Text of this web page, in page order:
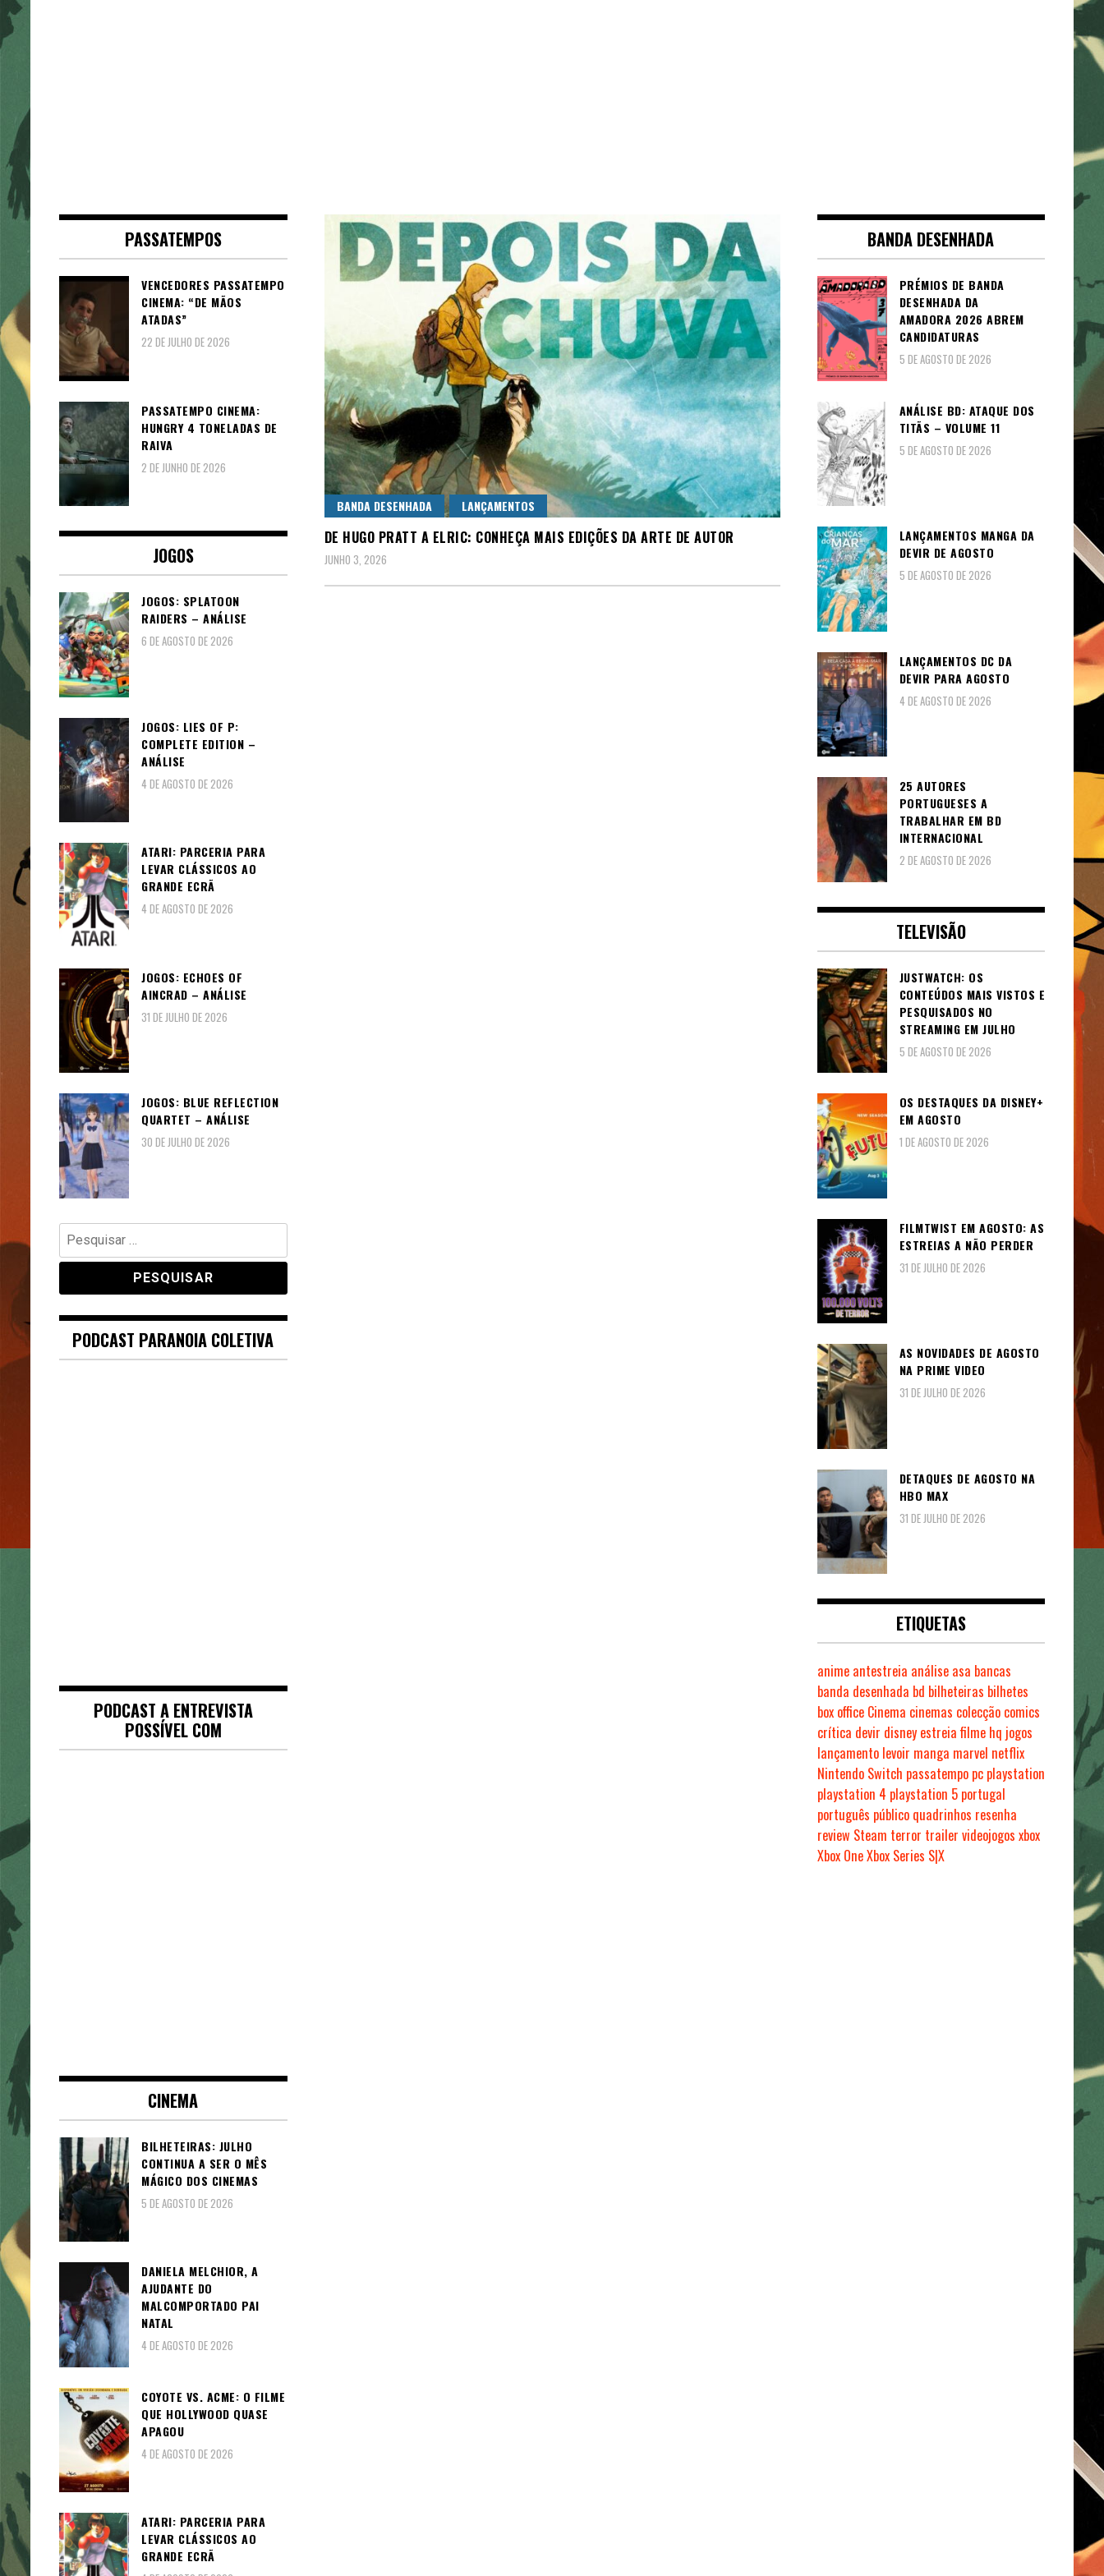
BANDA DESENHADA LANÇAMENTOS
DE HUGO PRATT A ELRIC: CONHEÇA MAIS EDIÇÕES DA ARTE DE AUTOR
JUNHO 3, 2026
PASSATEMPOS
VENCEDORES PASSATEMPO
CINEMA: “DE MÃOS
ATADAS”
22 DE JULHO DE 2026
PASSATEMPO CINEMA:
HUNGRY 4 TONELADAS DE
RAIVA
2 DE JUNHO DE 2026
JOGOS
JOGOS: SPLATOON
RAIDERS – ANÁLISE
6 DE AGOSTO DE 2026
JOGOS: LIES OF P:
COMPLETE EDITION –
ANÁLISE
4 DE AGOSTO DE 2026
ATARI: PARCERIA PARA
LEVAR CLÁSSICOS AO
GRANDE ECRÃ
4 DE AGOSTO DE 2026
JOGOS: ECHOES OF
AINCRAD – ANÁLISE
31 DE JULHO DE 2026
JOGOS: BLUE REFLECTION
QUARTET – ANÁLISE
30 DE JULHO DE 2026
Pesquisar
por:
PODCAST PARANOIA COLETIVA
PODCAST A ENTREVISTA
POSSÍVEL COM
CINEMA
BILHETEIRAS: JULHO
CONTINUA A SER O MÊS
MÁGICO DOS CINEMAS
5 DE AGOSTO DE 2026
DANIELA MELCHIOR, A
AJUDANTE DO
MALCOMPORTADO PAI
NATAL
4 DE AGOSTO DE 2026
COYOTE VS. ACME: O FILME
QUE HOLLYWOOD QUASE
APAGOU
4 DE AGOSTO DE 2026
ATARI: PARCERIA PARA
LEVAR CLÁSSICOS AO
GRANDE ECRÃ
BANDA DESENHADA
PRÉMIOS DE BANDA
DESENHADA DA
AMADORA 2026 ABREM
CANDIDATURAS
5 DE AGOSTO DE 2026
ANÁLISE BD: ATAQUE DOS
TITÃS – VOLUME 11
5 DE AGOSTO DE 2026
LANÇAMENTOS MANGA DA
DEVIR DE AGOSTO
5 DE AGOSTO DE 2026
LANÇAMENTOS DC DA
DEVIR PARA AGOSTO
4 DE AGOSTO DE 2026
25 AUTORES
PORTUGUESES A
TRABALHAR EM BD
INTERNACIONAL
2 DE AGOSTO DE 2026
TELEVISÃO
JUSTWATCH: OS
CONTEÚDOS MAIS VISTOS E
PESQUISADOS NO
STREAMING EM JULHO
5 DE AGOSTO DE 2026
OS DESTAQUES DA DISNEY+
EM AGOSTO
1 DE AGOSTO DE 2026
FILMTWIST EM AGOSTO: AS
ESTREIAS A NÃO PERDER
31 DE JULHO DE 2026
AS NOVIDADES DE AGOSTO
NA PRIME VIDEO
31 DE JULHO DE 2026
DETAQUES DE AGOSTO NA
HBO MAX
31 DE JULHO DE 2026
ETIQUETAS
anime antestreia análise asa bancas
banda desenhada bd bilheteiras bilhetes
box office Cinema cinemas colecção comics
crítica devir disney estreiafilme hq jogos
lançamento levoir manga marvel netflix
Nintendo Switch passatempo pc playstation
playstation 4 playstation 5 portugal
português público quadrinhos resenha
review Steam terror trailer videojogos xbox
Xbox OneXbox Series S|X